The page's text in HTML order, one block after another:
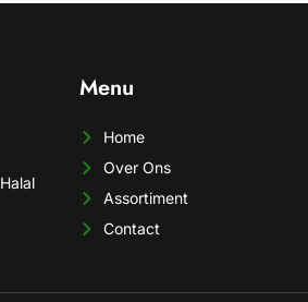
Menu
Home
Over Ons
Assortiment
Contact